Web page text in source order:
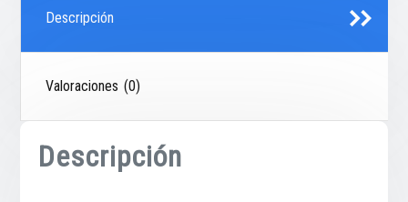
Descripción
Valoraciones (0)
Descripción